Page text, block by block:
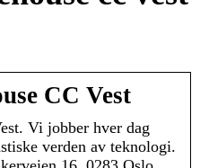
CC Vest
Vi jobber hver dag
verden av teknologi.